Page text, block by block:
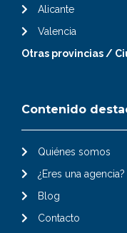
Alicante
Valencia
Otras provincias /
Contenido
Quiénes somos
¿Eres una agencia?
Blog
Contacto